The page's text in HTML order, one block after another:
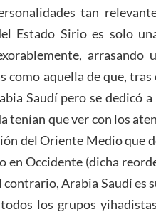
tan
Estado Sirio es solo
como aquella de que,
Saudí pero se dedicó
tenían que ver con los
del Oriente Medio que
en Occidente (dicha
contrario, Arabia Saudí es
los grupos